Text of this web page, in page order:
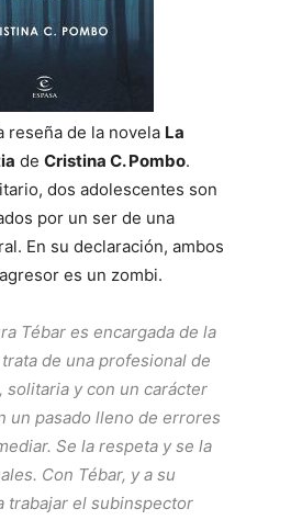
reseña de la novela La
de Cristina C. Pombo.
dos adolescentes son
por un ser de una
En su declaración, ambos
es un zombi.
Tébar es encargada de la
de una profesional de
solitaria y con un carácter
un pasado lleno de errores
Se la respeta y se la
Con Tébar, y a su
trabajar el subinspector